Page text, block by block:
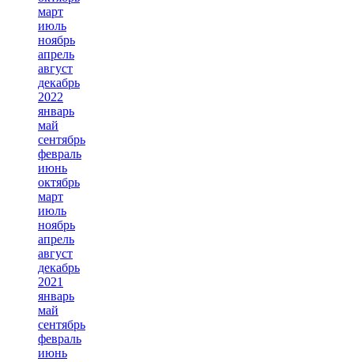
март
июль
ноябрь
апрель
август
декабрь
2022
январь
май
сентябрь
февраль
июнь
октябрь
март
июль
ноябрь
апрель
август
декабрь
2021
январь
май
сентябрь
февраль
июнь